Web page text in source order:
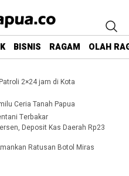
BISNIS RAGAM OLAH
2×24 jam di Kota
Ceria Tanah Papua
Terbakar
Deposit Kas Daerah Rp23
Ratusan Botol Miras